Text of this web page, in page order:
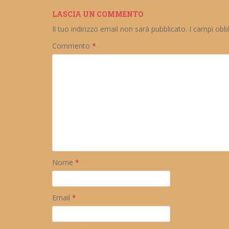
LASCIA UN COMMENTO
Il tuo indirizzo email non sarà pubblicato. I campi
Commento *
Nome *
Email *